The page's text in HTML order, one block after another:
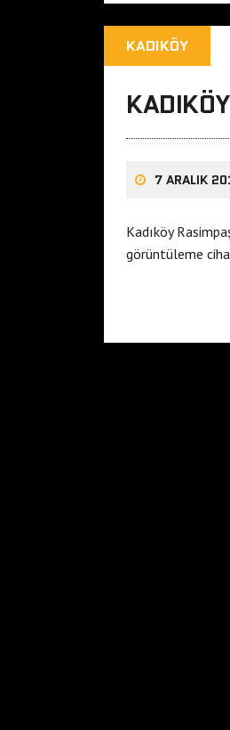
KADIKÖY
7 ARALIK
Kadıköy
görüntüleme